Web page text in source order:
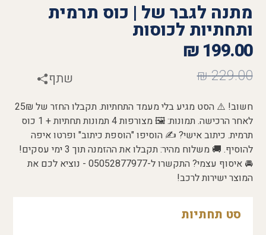
מתנה לגבר של | כוס תרמית
ותחתיות לכוסות
199.00
₪
229.00
₪ שתף
חשוב! ⚠️ הסט מגיע בלי מעמד התחתיות. תקבלו החזר של 25₪
לאחר הרכישה. תמונות: 🖼️ מצורפות 4 תמונות תחתיות + 1 כוס
תרמית. כיתוב אישי? ✍️ הוסיפו "הוספת כיתוב" ופרטו איפה
להוסיף. 🚚 משלוח מהיר: תקבלו את ההזמנה תוך 3 ימי עסקים!
🚘 איסוף עצמי? התקשרו ל-05052877977 - נוציא לכם את
המוצר ישירות לרכב!
סט תחתיות